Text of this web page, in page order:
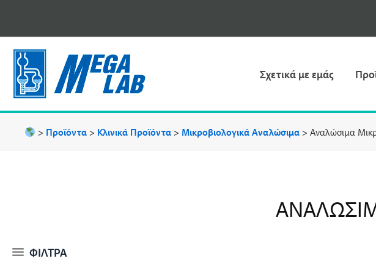
Σχετικά με εμάς
> Προϊόντα > Κλινικά Προϊόντα > Μικροβιολογικά Αναλώσιμα >Αναλώσιμα
ΦΙΛΤΡΑ